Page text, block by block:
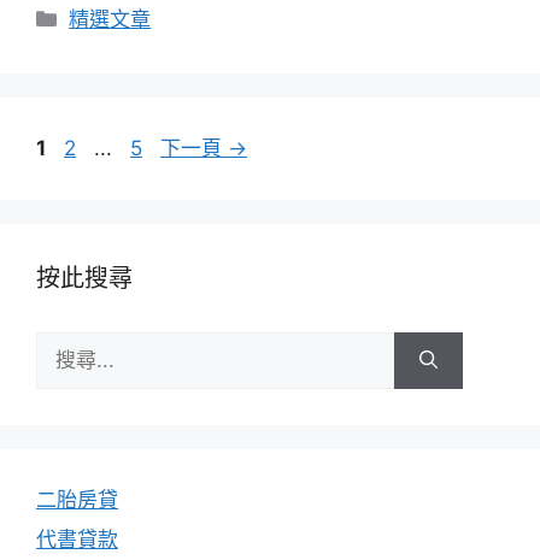
分
精選文章
頁
1
頁
2 ...
頁
5 下一頁 →
按此搜尋
尋:
二胎房貸
代書貸款